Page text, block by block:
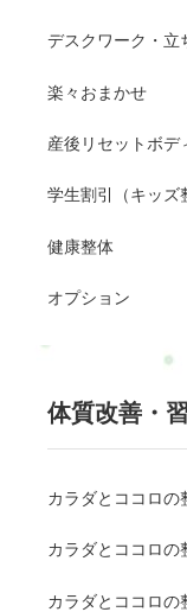
デスクワーク・立
楽々おまかせ
産後リセットボデ
学生割引（キッズ
健康整体
オプション
体質改善・
カラダとココロの
カラダとココロの
カラダとココロの